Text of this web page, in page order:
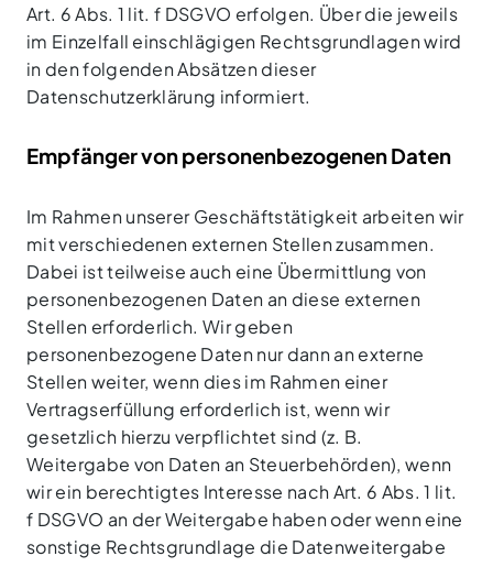
Art. 6 Abs. 1 lit. f DSGVO erfolgen. Über die jeweils
im Einzelfall einschlägigen Rechtsgrundlagen wird
in den folgenden Absätzen dieser
Datenschutzerklärung informiert.
Empfänger von personenbezogenen Daten
Im Rahmen unserer Geschäftstätigkeit arbeiten wir
mit verschiedenen externen Stellen zusammen.
Dabei ist teilweise auch eine Übermittlung von
personenbezogenen Daten an diese externen
Stellen erforderlich. Wir geben
personenbezogene Daten nur dann an externe
Stellen weiter, wenn dies im Rahmen einer
Vertragserfüllung erforderlich ist, wenn wir
gesetzlich hierzu verpflichtet sind (z. B.
Weitergabe von Daten an Steuerbehörden), wenn
wir ein berechtigtes Interesse nach Art. 6 Abs. 1 lit.
f DSGVO an der Weitergabe haben oder wenn eine
sonstige Rechtsgrundlage die Datenweitergabe